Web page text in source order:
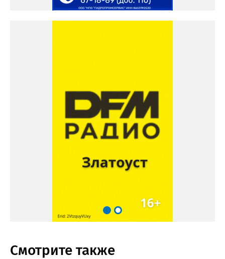
Смотрите также